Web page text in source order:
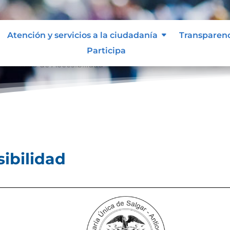
Atención y servicios a la ciudadanía
Participa